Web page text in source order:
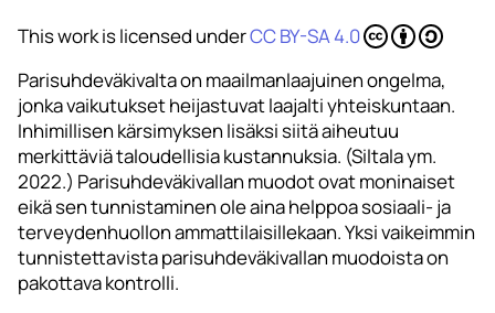
This work is licensed underCC BY-SA 4.0
Parisuhdeväkivalta on maailmanlaajuinen ongelma,
jonka vaikutukset heijastuvat laajalti yhteiskuntaan.
Inhimillisen kärsimyksen lisäksi siitä aiheutuu
merkittäviä taloudellisia kustannuksia. (Siltala ym.
2022.) Parisuhdeväkivallan muodot ovat moninaiset
eikä sen tunnistaminen ole aina helppoa sosiaali- ja
terveydenhuollon ammattilaisillekaan. Yksi vaikeimmin
tunnistettavista parisuhdeväkivallan muodoista on
pakottava kontrolli.